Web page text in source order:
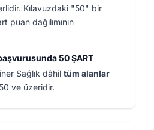
Kılavuzdaki "50" bir
puan dağılımının
50 ŞART
Sağlık dâhil tüm alanlar
ve üzeridir.